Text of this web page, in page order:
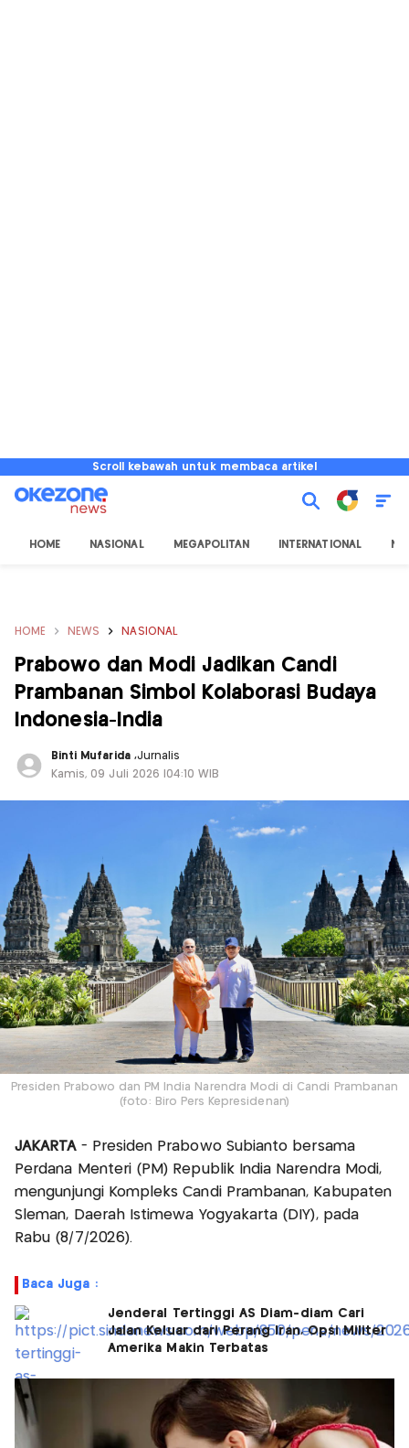
Scroll kebawah untuk membaca artikel
HOME NASIONAL MEGAPOLITAN INTERNATIONAL
HOME NEWS NASIONAL
Prabowo dan Modi Jadikan Candi
Prambanan Simbol Kolaborasi Budaya
Indonesia-India
Binti Mufarida ,Jurnalis
Kamis, 09 Juli 2026 |04:10 WIB
Presiden Prabowo dan PM India Narendra Modi di Candi Prambanan
(foto: Biro Pers Kepresidenan)
JAKARTA- Presiden Prabowo Subianto bersama
Perdana Menteri (PM) Republik India Narendra Modi,
mengunjungi Kompleks Candi Prambanan, Kabupaten
Sleman, Daerah Istimewa Yogyakarta (DIY), pada
Rabu (8/7/2026).
Baca Juga :
Jenderal Tertinggi AS Diam-diam Cari
Jalan Keluar dari Perang Iran, Opsi Militer
Amerika Makin Terbatas